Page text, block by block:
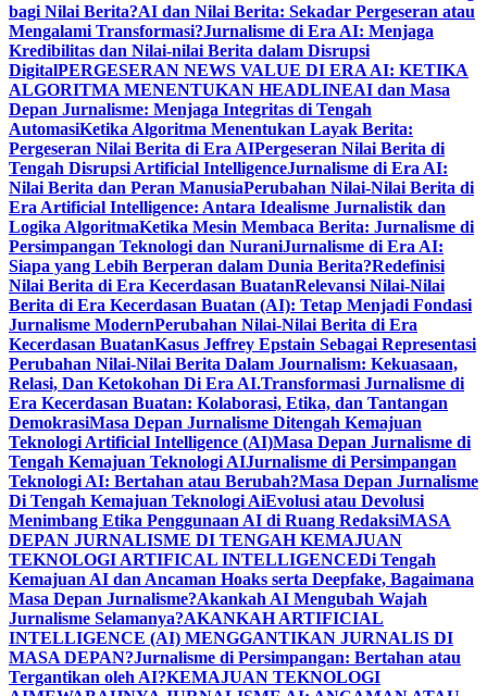
bagi Nilai Berita?AI dan Nilai Berita: Sekadar Pergeseran atau
Mengalami Transformasi?Jurnalisme di Era AI: Menjaga
Kredibilitas dan Nilai-nilai Berita dalam Disrupsi
DigitalPERGESERAN NEWS VALUE DI ERA AI: KETIKA
ALGORITMA MENENTUKAN HEADLINEAI dan Masa
Depan Jurnalisme: Menjaga Integritas di Tengah
AutomasiKetika Algoritma Menentukan Layak Berita:
Pergeseran Nilai Berita di Era AIPergeseran Nilai Berita di
Tengah Disrupsi Artificial IntelligenceJurnalisme di Era AI:
Nilai Berita dan Peran ManusiaPerubahan Nilai-Nilai Berita di
Era Artificial Intelligence: Antara Idealisme Jurnalistik dan
Logika AlgoritmaKetika Mesin Membaca Berita: Jurnalisme di
Persimpangan Teknologi dan NuraniJurnalisme di Era AI:
Siapa yang Lebih Berperan dalam Dunia Berita?Redefinisi
Nilai Berita di Era Kecerdasan BuatanRelevansi Nilai-Nilai
Berita di Era Kecerdasan Buatan (AI): Tetap Menjadi Fondasi
Jurnalisme ModernPerubahan Nilai-Nilai Berita di Era
Kecerdasan BuatanKasus Jeffrey Epstain Sebagai Representasi
Perubahan Nilai-Nilai Berita Dalam Journalism: Kekuasaan,
Relasi, Dan Ketokohan Di Era AI.Transformasi Jurnalisme di
Era Kecerdasan Buatan: Kolaborasi, Etika, dan Tantangan
DemokrasiMasa Depan Jurnalisme Ditengah Kemajuan
Teknologi Artificial Intelligence (AI)Masa Depan Jurnalisme di
Tengah Kemajuan Teknologi AIJurnalisme di Persimpangan
Teknologi AI: Bertahan atau Berubah?Masa Depan Jurnalisme
Di Tengah Kemajuan Teknologi AiEvolusi atau Devolusi
Menimbang Etika Penggunaan AI di Ruang RedaksiMASA
DEPAN JURNALISME DI TENGAH KEMAJUAN
TEKNOLOGI ARTIFICAL INTELLIGENCEDi Tengah
Kemajuan AI dan Ancaman Hoaks serta Deepfake, Bagaimana
Masa Depan Jurnalisme?Akankah AI Mengubah Wajah
Jurnalisme Selamanya?AKANKAH ARTIFICIAL
INTELLIGENCE (AI) MENGGANTIKAN JURNALIS DI
MASA DEPAN?Jurnalisme di Persimpangan: Bertahan atau
Tergantikan oleh AI?KEMAJUAN TEKNOLOGI